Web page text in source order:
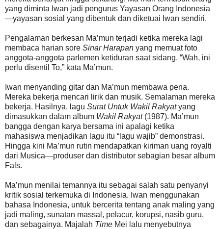
yang diminta Iwan jadi pengurus Yayasan Orang Indonesia
—yayasan sosial yang dibentuk dan diketuai Iwan sendiri.
Pengalaman berkesan Ma’mun terjadi ketika mereka lagi
membaca harian sore Sinar Harapan yang memuat foto
anggota-anggota parlemen ketiduran saat sidang. “Wah, ini
perlu disentil To,” kata Ma’mun.
Iwan menyanding gitar dan Ma’mun membawa pena.
Mereka bekerja mencari lirik dan musik. Semalaman mereka
bekerja. Hasilnya, lagu Surat Untuk Wakil Rakyatyang
dimasukkan dalam album Wakil Rakyat(1987). Ma’mun
bangga dengan karya bersama ini apalagi ketika
mahasiswa menjadikan lagu itu “lagu wajib” demonstrasi.
Hingga kini Ma’mun rutin mendapatkan kiriman uang royalti
dari Musica—produser dan distributor sebagian besar album
Fals.
Ma’mun menilai temannya itu sebagai salah satu penyanyi
kritik sosial terkemuka di Indonesia. Iwan menggunakan
bahasa Indonesia, untuk bercerita tentang anak maling yang
jadi maling, sunatan massal, pelacur, korupsi, nasib guru,
dan sebagainya. Majalah Time Mei lalu menyebutnya